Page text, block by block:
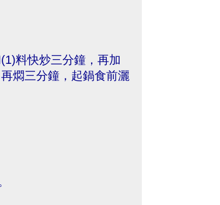
料快炒三分鐘，再加
燜三分鐘，起鍋食前灑